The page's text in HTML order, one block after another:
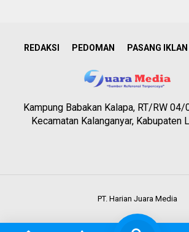
REDAKSI PEDOMAN PASANG IKLAN
Kampung Babakan Kalapa, RT/RW
Kecamatan Kalanganyar, Kabupaten
PT. Harian Juara Media